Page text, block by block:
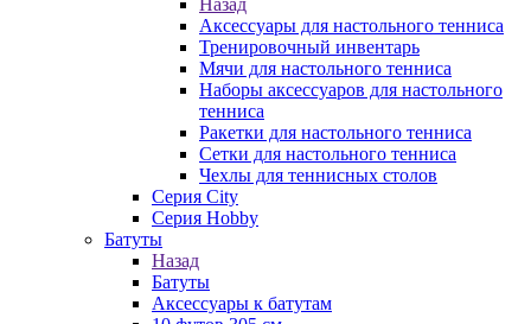
Назад
Аксессуары для настольного тенниса
Тренировочный инвентарь
Мячи для настольного тенниса
Наборы аксессуаров для настольного
тенниса
Ракетки для настольного тенниса
Сетки для настольного тенниса
Чехлы для теннисных столов
Серия City
Серия Hobby
Батуты
Назад
Батуты
Аксессуары к батутам